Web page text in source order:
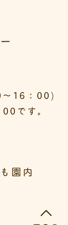
16：00)
です。
園内